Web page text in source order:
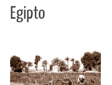
Egipto